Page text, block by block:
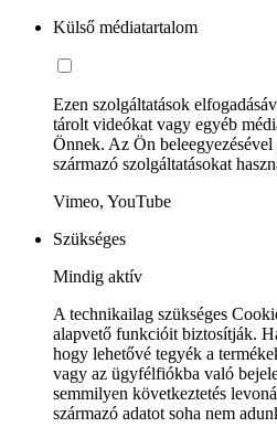
Külső médiatartalom
Ezen szolgáltatások
tárolt videókat vagy egyéb
Önnek. Az Ön
származó szolgáltatásokat
Vimeo, YouTube
Szükséges
Mindig aktív
A technikailag szükséges
alapvető funkcióit biztosítják.
hogy lehetővé tegyék a
vagy az ügyfélfiókba való
semmilyen következtetés
származó adatot soha nem